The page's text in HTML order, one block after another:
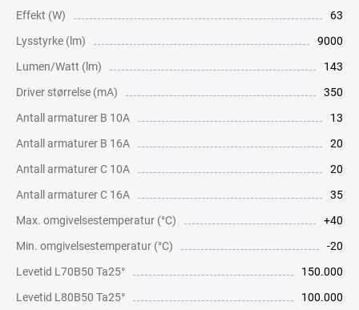
Effekt (W)
63
Lysstyrke (lm)
9000
Lumen/Watt (lm)
143
Driver størrelse (mA)
350
Antall armaturer B 10A
13
Antall armaturer B 16A
20
Antall armaturer C 10A
20
Antall armaturer C 16A
35
Max. omgivelsestemperatur (°C)
+40
Min. omgivelsestemperatur (°C)
-20
Levetid L70B50 Ta25°
150.000
Levetid L80B50 Ta25°
100.000